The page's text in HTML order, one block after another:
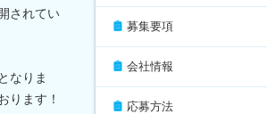
されてい
なりま
ります！
募集要項
会社情報
応募方法